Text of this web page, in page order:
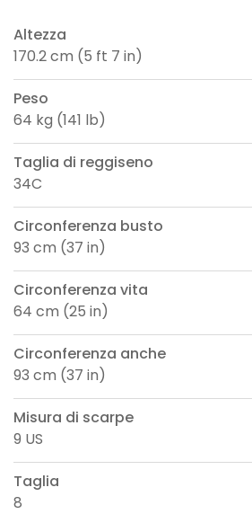
Altezza
170.2 cm (5 ft 7 in)
Peso
64 kg (141 lb)
Taglia di reggiseno
34C
Circonferenza busto
93 cm (37 in)
Circonferenza vita
64 cm (25 in)
Circonferenza anche
93 cm (37 in)
Misura di scarpe
9 US
Taglia
8